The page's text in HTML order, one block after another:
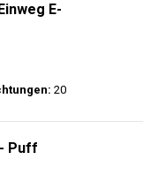
E-
20
Puff